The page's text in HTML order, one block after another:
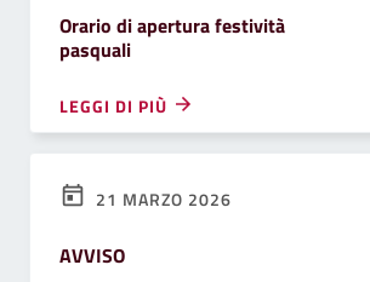
Orario di apertura festività
pasquali
LEGGI DI PIÙ
21 MARZO 2026
AVVISO